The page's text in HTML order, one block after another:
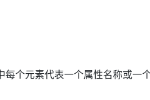
每个元素代表一个属性名称或一